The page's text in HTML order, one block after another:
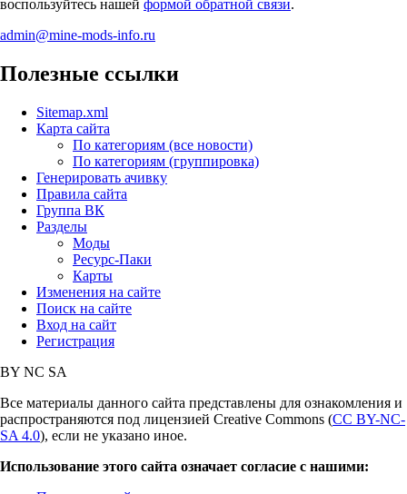
воспользуйтесь нашей формой обратной связи.
admin@mine-mods-info.ru
Полезные ссылки
Sitemap.xml
Карта сайта
По категориям (все новости)
По категориям (группировка)
Генерировать ачивку
Правила сайта
Группа ВК
Разделы
Моды
Ресурс-Паки
Карты
Изменения на сайте
Поиск на сайте
Вход на сайт
Регистрация
BY NC SA
Все материалы данного сайта представлены для ознакомления и
распространяются под лицензией Creative Commons (CC BY-NC-
SA 4.0), если не указано иное.
Использование этого сайта означает согласие с нашими: